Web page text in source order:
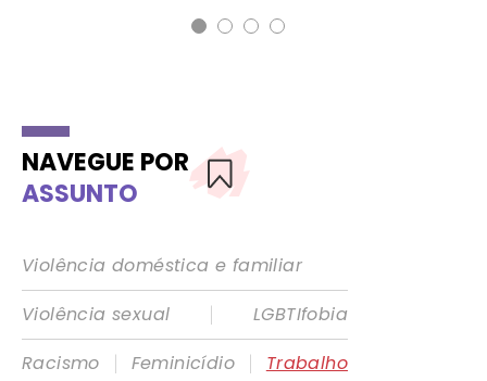
NAVEGUE POR
ASSUNTO
Violência doméstica e familiar
Violência sexual
|
LGBTIfobia
Racismo
| Feminicídio |
Trabalho